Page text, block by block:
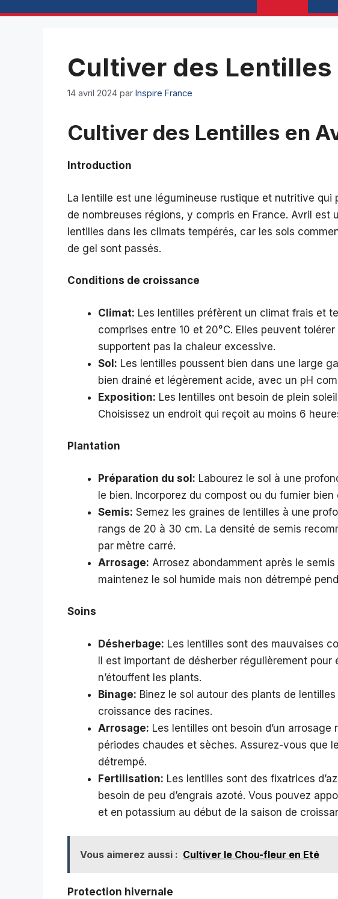
Cultiver des Lentilles
14 avril 2024 par Inspire France
Cultiver des Lentilles en
Introduction
La lentille est une légumineuse rustique et nutritive
de nombreuses régions, y compris en France. Avril est
lentilles dans les climats tempérés, car les sols
de gel sont passés.
Conditions de croissance
Climat: Les lentilles préfèrent un climat frais et
comprises entre 10 et 20°C. Elles peuvent
supportent pas la chaleur excessive.
Sol: Les lentilles poussent bien dans une large
bien drainé et légèrement acide, avec un pH
Exposition: Les lentilles ont besoin de plein
Choisissez un endroit qui reçoit au moins 6
Plantation
Préparation du sol: Labourez le sol à une
le bien. Incorporez du compost ou du fumier
Semis: Semez les graines de lentilles à une
rangs de 20 à 30 cm. La densité de semis
par mètre carré.
Arrosage: Arrosez abondamment après le
maintenez le sol humide mais non détrempé
Soins
Désherbage: Les lentilles sont des mauvaises
Il est important de désherber régulièrement pour
n’étouffent les plants.
Binage: Binez le sol autour des plants de
croissance des racines.
Arrosage: Les lentilles ont besoin d’un
périodes chaudes et sèches. Assurez-vous que
détrempé.
Fertilisation: Les lentilles sont des fixatrices
besoin de peu d’engrais azoté. Vous pouvez
et en potassium au début de la saison de
Vous aimerez aussi : Cultiver le Chou-fleur en Eté
Protection hivernale